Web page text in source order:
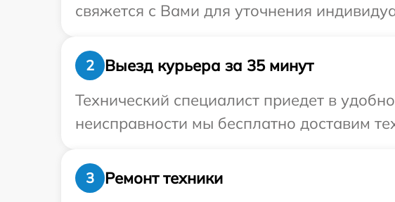
свяжется с Вами для уточнения
2
Выезд курьера за 35 минут
Технический специалист приедет в
неисправности мы бесплатно доставим
3
Ремонт техники